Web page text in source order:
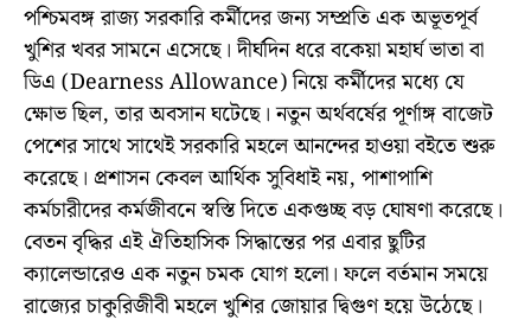
পশ্চিমবঙ্গ রাজ্য সরকারি কর্মীদের জন্য সম্প্রতি এক অভূতপূর্ব
খুশির খবর সামনে এসেছে। দীর্ঘদিন ধরে বকেয়া মহার্ঘ ভাতা বা
ডিএ (Dearness Allowance) নিয়ে কর্মীদের মধ্যে যে
ক্ষোভ ছিল, তার অবসান ঘটেছে। নতুন অর্থবর্ষের পূর্ণাঙ্গ বাজেট
পেশের সাথে সাথেই সরকারি মহলে আনন্দের হাওয়া বইতে শুরু
করেছে। প্রশাসন কেবল আর্থিক সুবিধাই নয়, পাশাপাশি
কর্মচারীদের কর্মজীবনে স্বস্তি দিতে একগুচ্ছ বড় ঘোষণা করেছে।
বেতন বৃদ্ধির এই ঐতিহাসিক সিদ্ধান্তের পর এবার ছুটির
ক্যালেন্ডারেও এক নতুন চমক যোগ হলো। ফলে বর্তমান সময়ে
রাজ্যের চাকুরিজীবী মহলে খুশির জোয়ার দ্বিগুণ হয়ে উঠেছে।